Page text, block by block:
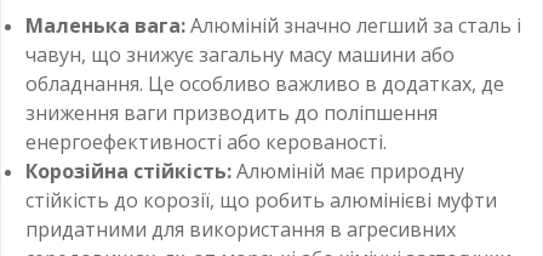
Маленька вага:Алюміній значно легший за сталь і
чавун, що знижує загальну масу машини або
обладнання. Це особливо важливо в додатках, де
зниження ваги призводить до поліпшення
енергоефективності або керованості.
Корозійна стійкість:Алюміній має природну
стійкість до корозії, що робить алюмінієві муфти
придатними для використання в агресивних